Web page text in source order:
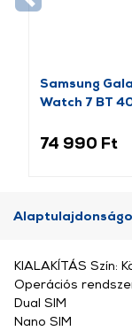
Samsung
Watch 7 BT
74 990 Ft
KIALAKÍTÁS Szín:
Operációs
Dual SIM
Nano SIM